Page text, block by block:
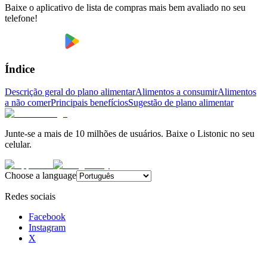
Baixe o aplicativo de lista de compras mais bem avaliado no seu
telefone!
Índice
Descrição geral do plano alimentarAlimentos a consumirAlimentos
a não comerPrincipais benefíciosSugestão de plano alimentar
Junte-se a mais de 10 milhões de usuários. Baixe o Listonic no seu
celular.
Choose a language
Redes sociais
Facebook
Instagram
X